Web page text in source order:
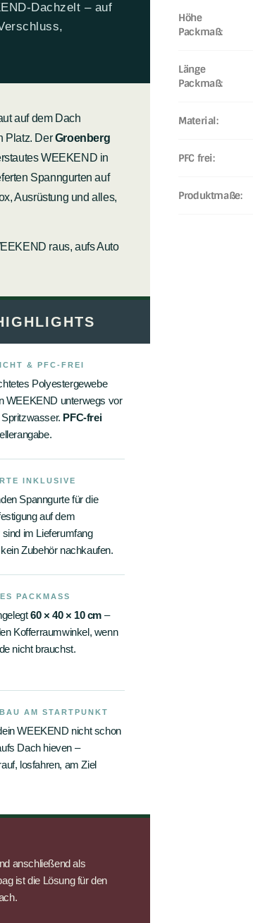
Dachzelt – auf
auf dem Dach
Platz. DerGroenberg
WEEKEND in
Spanngurten auf
Ausrüstung und alles,
raus, aufs Auto
& PFC-FREI
Polyestergewebe
WEEKEND unterwegs vor
PFC-frei
INKLUSIVE
Spanngurte für die
auf dem
im Lieferumfang
Zubehör nachkaufen.
PACKMASS
60 × 40 × 10 cm –
Kofferraumwinkel, wenn
nicht brauchst.
AM STARTPUNKT
WEEKEND nicht schon
Dach hieven –
losfahren, am Ziel
anschließend als
ist die Lösung für den
Höhe
Packmaß:
Länge
Packmaß:
Material:
PFC frei:
Produktmaße: